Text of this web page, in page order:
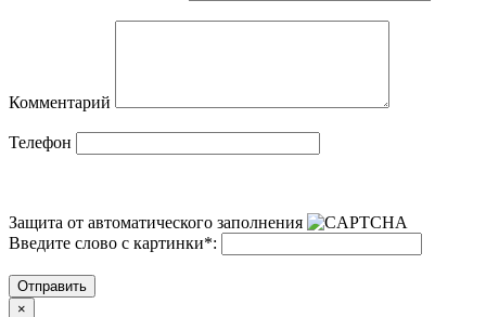
Комментарий
Телефон
Защита от автоматического заполнения
Введите слово с картинки*:
Отправить
×